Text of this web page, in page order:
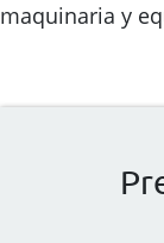
maquinaria y